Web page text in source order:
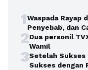
1Waspada Rayap
Penyebab, dan
2Dua personil
Wamil
3Setelah Sukses
Sukses dengan